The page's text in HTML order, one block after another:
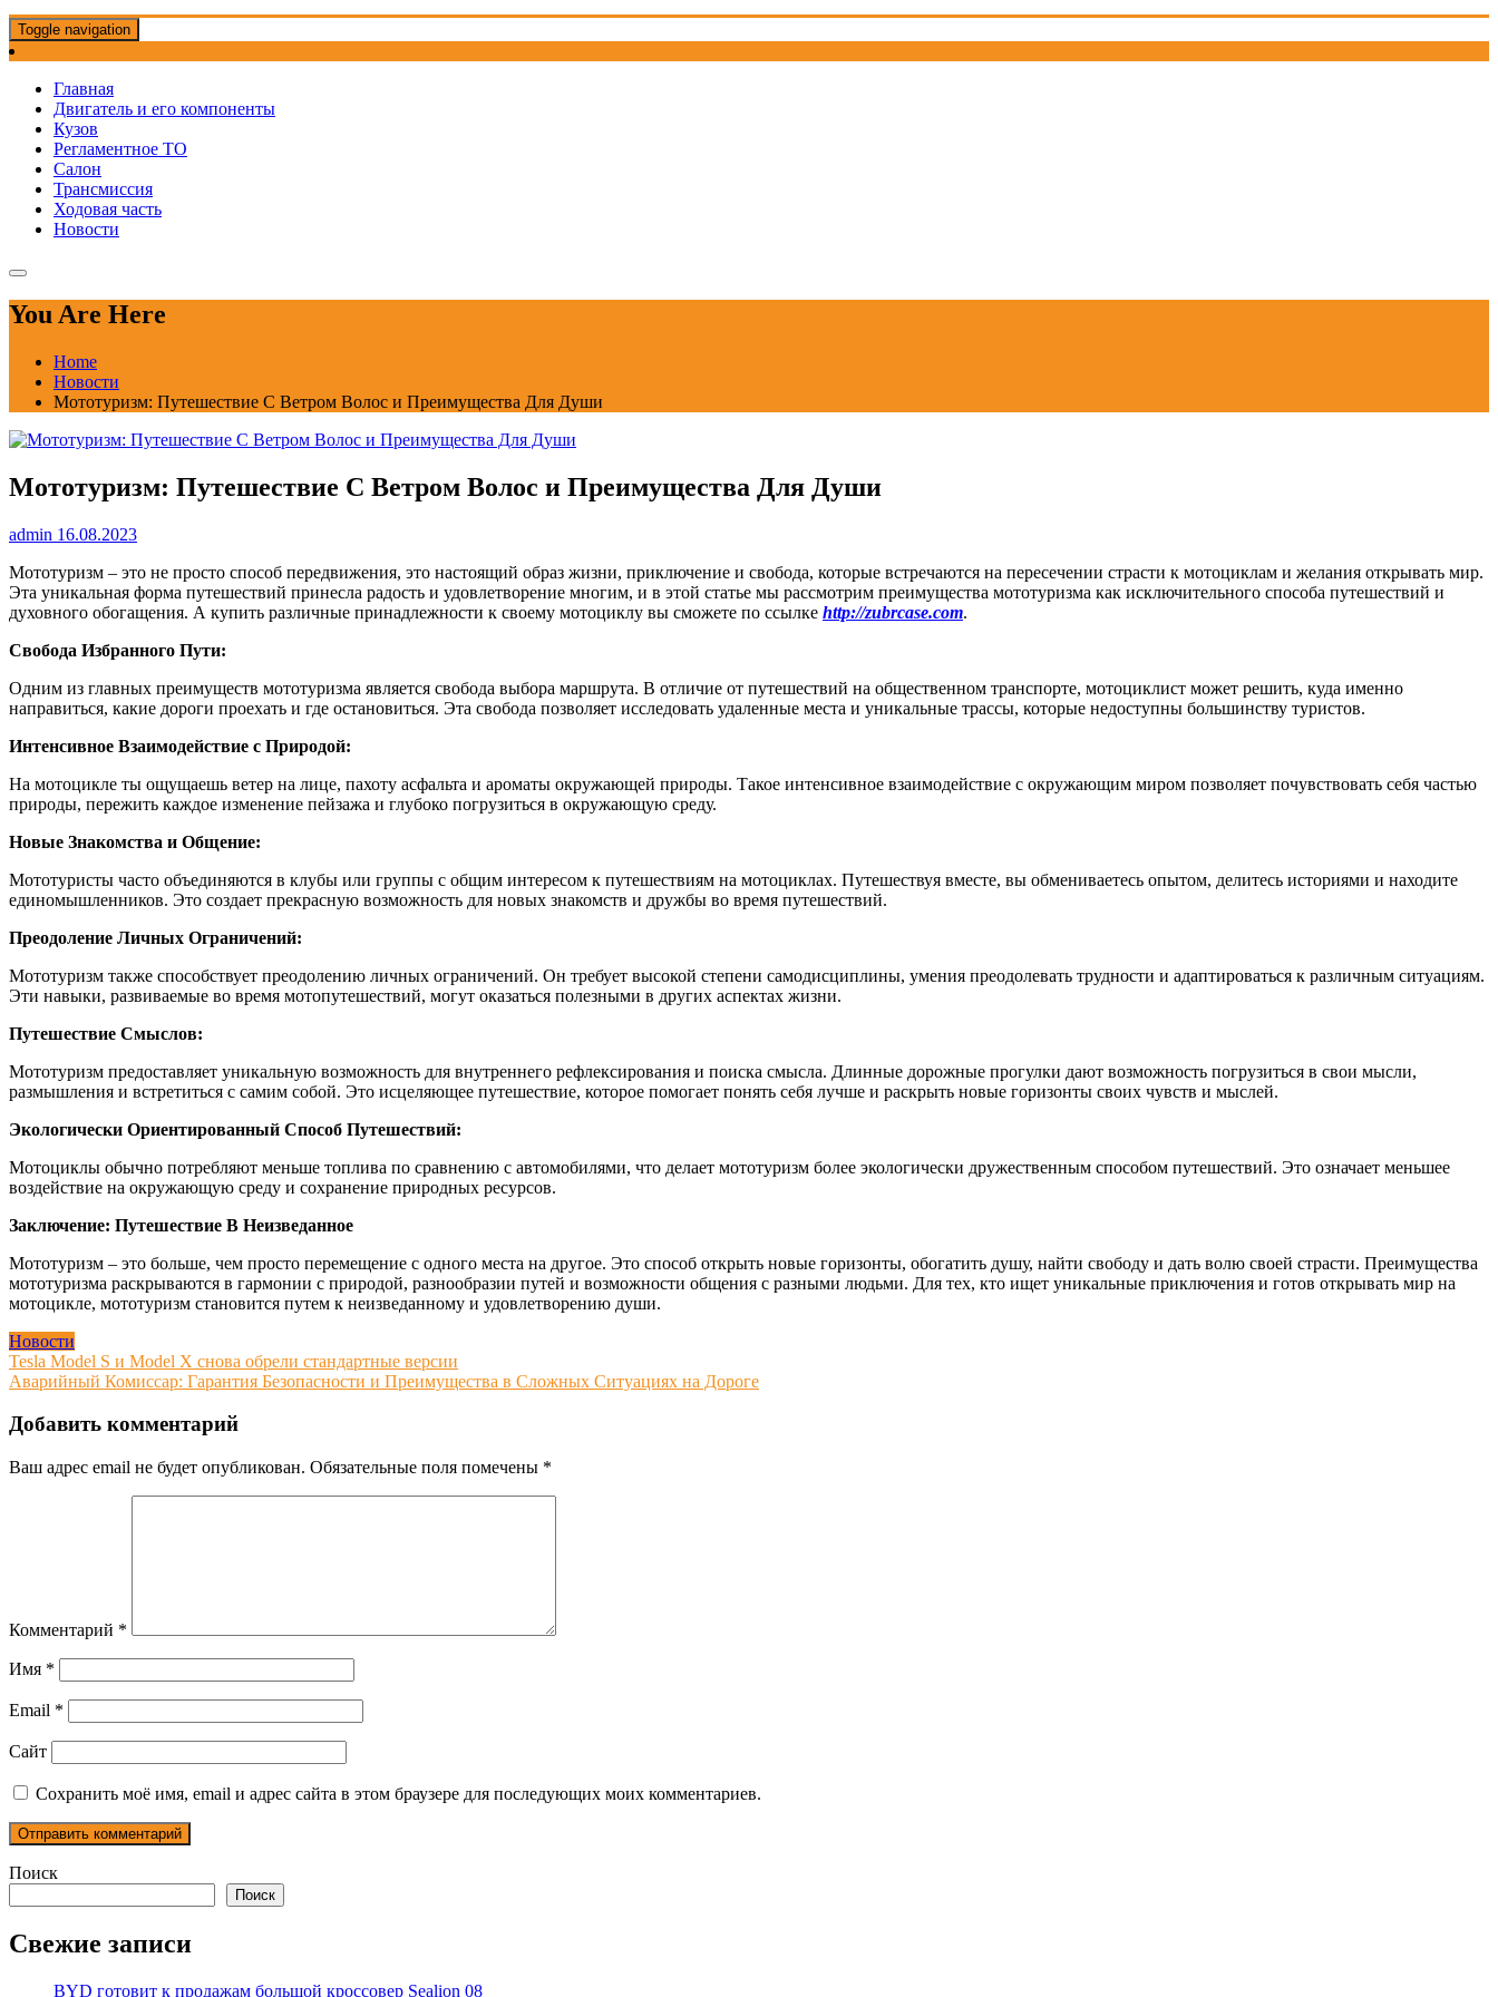
Toggle navigation
Главная
Двигатель и его компоненты
Кузов
Регламентное ТО
Салон
Трансмиссия
Ходовая часть
Новости
You Are Here
Home
Новости
Мототуризм: Путешествие С Ветром Волос и Преимущества Для Души
Мототуризм: Путешествие С Ветром Волос и Преимущества Для Души
admin 16.08.2023
Мототуризм – это не просто способ передвижения, это настоящий образ жизни, приключение и свобода, которые встречаются на пересечении страсти к мотоциклам и желания открывать мир.
Эта уникальная форма путешествий принесла радость и удовлетворение многим, и в этой статье мы рассмотрим преимущества мототуризма как исключительного способа путешествий и
духовного обогащения. А купить различные принадлежности к своему мотоциклу вы сможете по ссылке http://zubrcase.com.
Свобода Избранного Пути:
Одним из главных преимуществ мототуризма является свобода выбора маршрута. В отличие от путешествий на общественном транспорте, мотоциклист может решить, куда именно
направиться, какие дороги проехать и где остановиться. Эта свобода позволяет исследовать удаленные места и уникальные трассы, которые недоступны большинству туристов.
Интенсивное Взаимодействие с Природой:
На мотоцикле ты ощущаешь ветер на лице, пахоту асфальта и ароматы окружающей природы. Такое интенсивное взаимодействие с окружающим миром позволяет почувствовать себя частью
природы, пережить каждое изменение пейзажа и глубоко погрузиться в окружающую среду.
Новые Знакомства и Общение:
Мототуристы часто объединяются в клубы или группы с общим интересом к путешествиям на мотоциклах. Путешествуя вместе, вы обмениваетесь опытом, делитесь историями и находите
единомышленников. Это создает прекрасную возможность для новых знакомств и дружбы во время путешествий.
Преодоление Личных Ограничений:
Мототуризм также способствует преодолению личных ограничений. Он требует высокой степени самодисциплины, умения преодолевать трудности и адаптироваться к различным ситуациям.
Эти навыки, развиваемые во время мотопутешествий, могут оказаться полезными в других аспектах жизни.
Путешествие Смыслов:
Мототуризм предоставляет уникальную возможность для внутреннего рефлексирования и поиска смысла. Длинные дорожные прогулки дают возможность погрузиться в свои мысли,
размышления и встретиться с самим собой. Это исцеляющее путешествие, которое помогает понять себя лучше и раскрыть новые горизонты своих чувств и мыслей.
Экологически Ориентированный Способ Путешествий:
Мотоциклы обычно потребляют меньше топлива по сравнению с автомобилями, что делает мототуризм более экологически дружественным способом путешествий. Это означает меньшее
воздействие на окружающую среду и сохранение природных ресурсов.
Заключение: Путешествие В Неизведанное
Мототуризм – это больше, чем просто перемещение с одного места на другое. Это способ открыть новые горизонты, обогатить душу, найти свободу и дать волю своей страсти. Преимущества
мототуризма раскрываются в гармонии с природой, разнообразии путей и возможности общения с разными людьми. Для тех, кто ищет уникальные приключения и готов открывать мир на
мотоцикле, мототуризм становится путем к неизведанному и удовлетворению души.
Новости
Навигация
по
записям
Tesla Model S и Model X снова обрели стандартные версии
Аварийный Комиссар: Гарантия Безопасности и Преимущества в Сложных Ситуациях на Дороге
Добавить комментарий
Ваш адрес email не будет опубликован. Обязательные поля помечены *
Комментарий *
Имя *
Email *
Сайт
Сохранить моё имя, email и адрес сайта в этом браузере для последующих моих комментариев.
Поиск
Поиск
Свежие записи
BYD готовит к продажам большой кроссовер Sealion 08